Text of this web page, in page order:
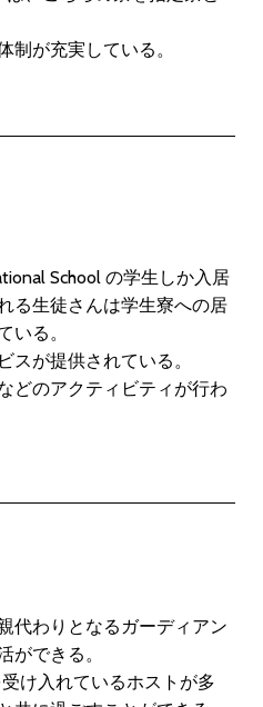
制が充実している。
School の学生しか入居
る生徒さんは学生寮への居
いる。
スが提供されている。
どのアクティビティが行わ
代わりとなるガーディアン
ができる。
け入れているホストが多